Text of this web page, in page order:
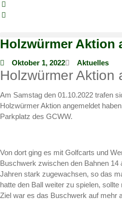
Holzwürmer Aktion
Oktober 1, 2022 Aktuelles
Holzwürmer Aktion
Am Samstag den 01.10.2022 trafen
Holzwürmer Aktion angemeldet
Parkplatz des GCWW.
Von dort ging es mit Golfcarts und
Buschwerk zwischen den Bahnen 14
Jahren stark zugewachsen, so das
hatte den Ball weiter zu spielen,
Ziel war es das Buschwerk auf mehr